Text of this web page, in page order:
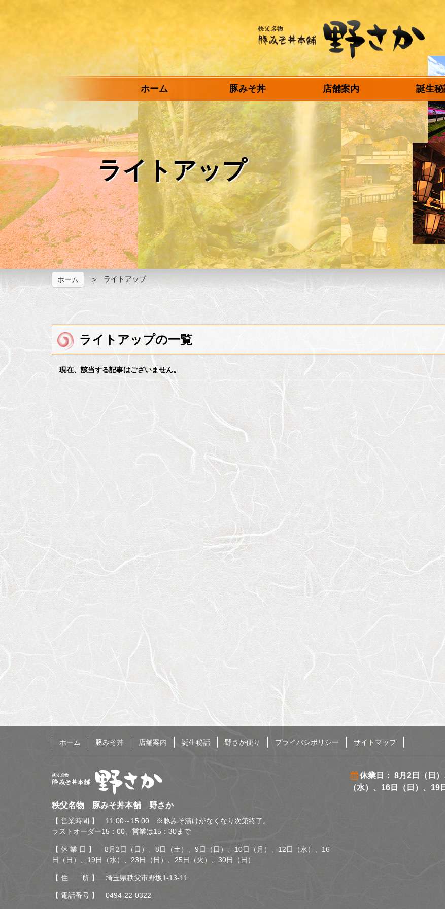
へ
ス
ッ
プ
秩父名物 豚みそ丼
本舗 野さか
ホーム 豚みそ丼 店舗案内 誕生
ライトアップ
ホーム ライトアップ
ライトアップの一覧
現在、該当する記事はございません。
ン
コ
ン
ジ
の
へ
ホーム 豚みそ丼 店舗案内 誕生秘話 野さか便り プライバシポリシー サイトマップ
秩父名物 豚みそ丼本舗
野さか
秩父名物 豚みそ丼本舗 野さか
【 営業時間 】 11:00～15:00 ※豚みそ漬けがなくなり次第終了。
ラストオーダー15：00、営業は15：30まで
【 休 業 日 】 8月2日（日）、8日（土）、9日（日）、10日（月）、12日（水）、16
日（日）、19日（水）、23日（日）、25日（火）、30日（日）
【 住 所 】 埼玉県秩父市野坂1-13-11
【 電話番号 】 0494-22-0322
休業日： 8月2日（日
（水）、16日（日）、19